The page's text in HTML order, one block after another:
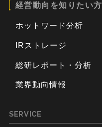
経営動向を知りたい方
ホットワード分析
IRストレージ
総研レポート・分析
業界動向情報
SERVICE